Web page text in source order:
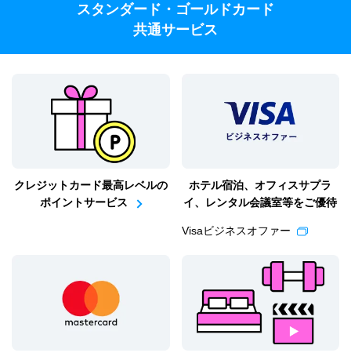
スタンダード・ゴールドカード
共通サービス
クレジットカード最高レベルの
ポイントサービス
ホテル宿泊、オフィスサプラ
イ、
レンタル会議室等をご優待
Visaビジネスオファー